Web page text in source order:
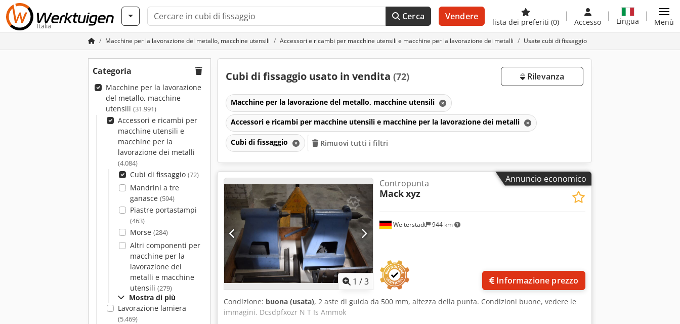
Italia
Cerca Vendere
lista dei preferiti (0) Accesso Lingua Menù
Macchine per la lavorazione del metallo, macchine utensili Accessori e ricambi per macchine utensili e macchine per la lavorazione dei metalli Usate cubi di fissaggio
Categoria
Macchine per la lavorazione
del metallo, macchine
utensili (31.991)
Accessori e ricambi per
macchine utensili e
macchine per la
lavorazione dei metalli
(4.084)
Cubi di fissaggio (72)
Mandrini a tre
ganasce (594)
Piastre portastampi
(463)
Morse (284)
Altri componenti per
macchine per la
lavorazione dei
metalli e macchine
utensili (279)
Mostra di più
Lavorazione lamiera
(5.469)
Cubi di fissaggio usato in vendita (72) Rilevanza
Macchine per la lavorazione del metallo, macchine utensili
Accessori e ricambi per macchine utensili e macchine per la lavorazione dei metalli
Cubi di fissaggio Rimuovi tutti i filtri
Annuncio economico
1 /3
Weiterstadt 944 km
Contropunta
Mackxyz
Informazione prezzo
Condizione: buona (usata), 2 aste di guida da 500 mm, altezza della punta. Condizioni buone, vedere le
immagini. Dcsdpfxozr N T Is Ammok